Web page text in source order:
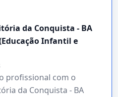
da Conquista - BA
Infantil e
profissional com o
da Conquista - BA